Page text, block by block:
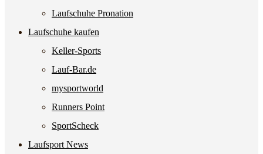
Laufschuhe Pronation
Laufschuhe kaufen
Keller-Sports
Lauf-Bar.de
mysportworld
Runners Point
SportScheck
Laufsport News